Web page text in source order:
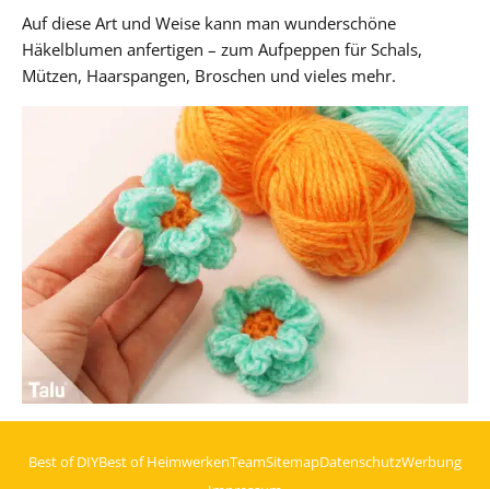
Auf diese Art und Weise kann man wunderschöne
Häkelblumen anfertigen – zum Aufpeppen für Schals,
Mützen, Haarspangen, Broschen und vieles mehr.
Best of DIYBest of HeimwerkenTeamSitemapDatenschutzWerbung